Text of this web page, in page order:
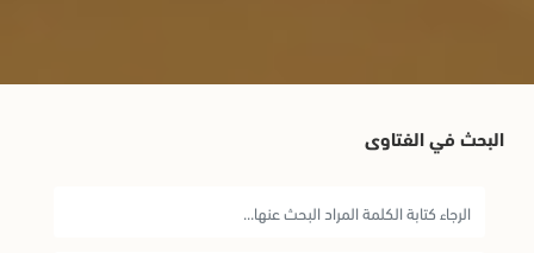
البحث في الفتاوى